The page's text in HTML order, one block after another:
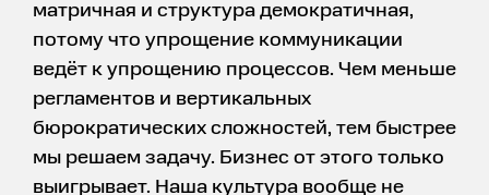
матричная и структура демократичная,
потому что упрощение коммуникации
ведёт к упрощению процессов. Чем меньше
регламентов и вертикальных
бюрократических сложностей, тем быстрее
мы решаем задачу. Бизнес от этого только
выигрывает. Наша культура вообще не